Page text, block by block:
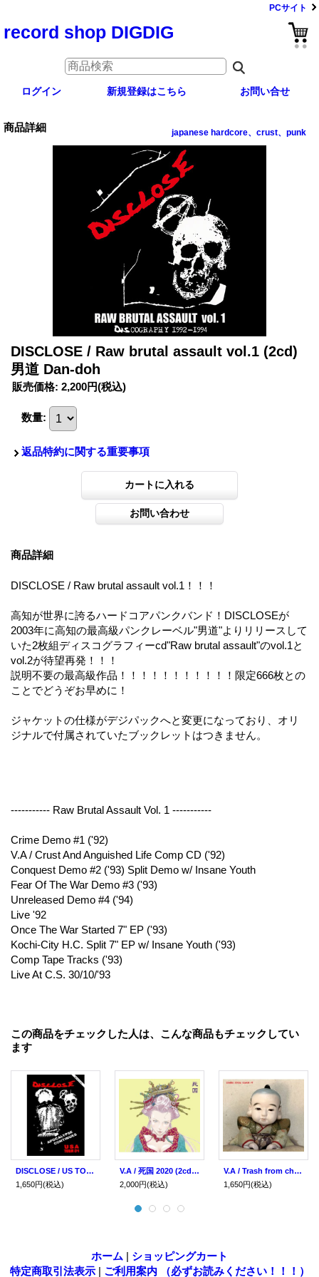
PCサイト
record shop DIGDIG
ログイン 新規登録はこちら お問い合せ
商品詳細 japanese hardcore、crust、punk
DISCLOSE / Raw brutal assault vol.1 (2cd)
男道 Dan-doh
販売価格: 2,200円(税込)
数量:
返品特約に関する重要事項
商品詳細
DISCLOSE / Raw brutal assault vol.1！！！
高知が世界に誇るハードコアパンクバンド！DISCLOSEが
2003年に高知の最高級パンクレーベル"男道"よりリリースして
いた2枚組ディスコグラフィーcd"Raw brutal assault"のvol.1と
vol.2が待望再発！！！
説明不要の最高級作品！！！！！！！！！！！限定666枚との
ことでどうぞお早めに！
ジャケットの仕様がデジパックへと変更になっており、オリ
ジナルで付属されていたブックレットはつきません。
----------- Raw Brutal Assault Vol. 1 -----------
Crime Demo #1 ('92)
V.A / Crust And Anguished Life Comp CD ('92)
Conquest Demo #2 ('93) Split Demo w/ Insane Youth
Fear Of The War Demo #3 ('93)
Unreleased Demo #4 ('94)
Live '92
Once The War Started 7" EP ('93)
Kochi-City H.C. Split 7" EP w/ Insane Youth ('93)
Comp Tape Tracks ('93)
Live At C.S. 30/10/'93
この商品をチェックした人は、こんな商品もチェックしてい
ます
DISCLOSE / US TOUR 2004 (dvd) 男道 DAN-DOH
1,650円(税込)
V.A / 死国 2020 (2cd) 男道 Dan-doh
2,000円(税込)
V.A / Trash from chaos #7 (cd) 男道 Dan-doh
1,650円(税込)
ホーム | ショッピングカート
特定商取引法表示 | ご利用案内 （必ずお読みください！！！）